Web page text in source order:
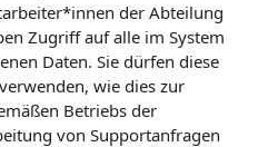
der Abteilung
Zugriff auf alle im System
Daten. Sie dürfen diese
wie dies zur
Betriebs der
von Supportanfragen